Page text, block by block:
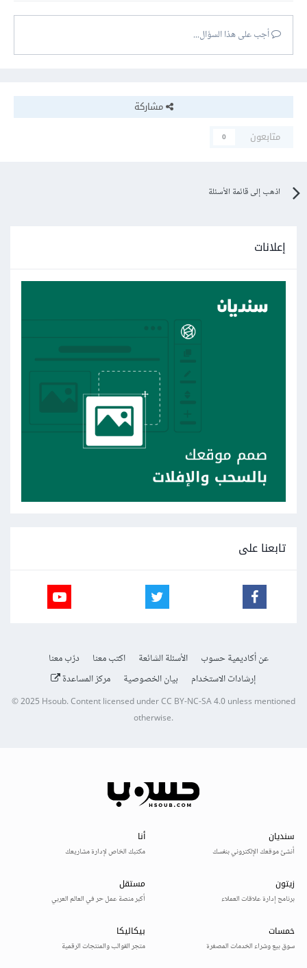
أجب على هذا السؤال...
مشاركة
متابعون
0
اذهب إلى قائمة الأسئلة
إعلانات
تابعنا على
عن أكاديمية حسوب الأسئلة الشائعة اكتب معنا
درّب معنا
إرشادات الاستخدام
بيان الخصوصية مركز المساعدة
© 2025Hsoub.Content licensed underCC BY-NC-SA 4.0unless mentioned
otherwise.